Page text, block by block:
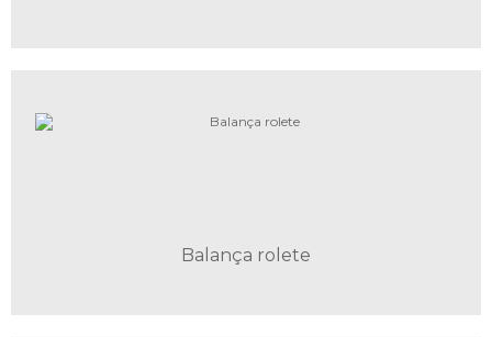
Balança rolete